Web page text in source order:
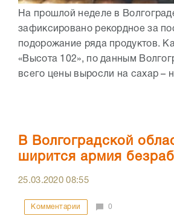
На прошлой неделе в
зафиксировано рекордное за
подорожание ряда продуктов.
«Высота 102», по данным
всего цены выросли на сахар –
В Волгоградской
ширится армия
25.03.202008:55
Комментарии 0